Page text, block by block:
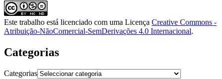
Este trabalho está licenciado com uma Licença Creative Commons -
Atribuição-NãoComercial-SemDerivações 4.0 Internacional.
Categorias
Categorias